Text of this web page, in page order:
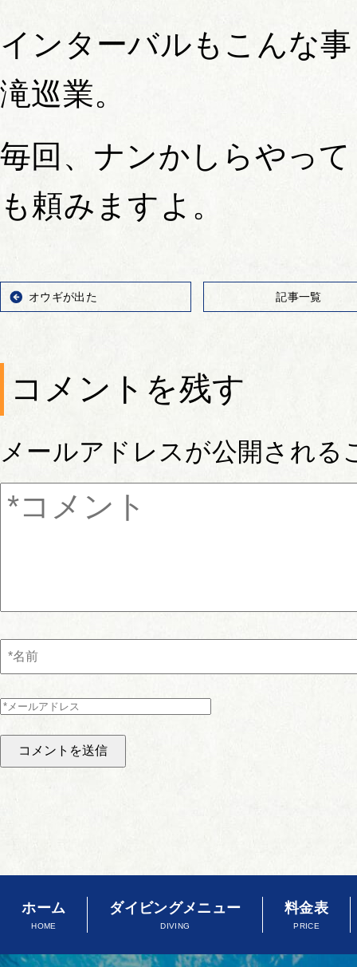
インターバルもこんな
滝巡業。
毎回、ナンかしらやっ
も頼みますよ。
オウギが出た 記事一覧
コメントを残す
メールアドレスが公開される
ホーム
HOME
ダイビングメニュー
DIVING
料金表
PRICE